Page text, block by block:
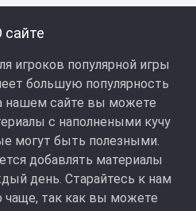
сайте
игроков популярной игры
большую популярность
нашем сайте вы можете
с наполнеными кучу
могут быть полезными.
добавлять материалы
день. Старайтесь к нам
чаще, так как вы можете